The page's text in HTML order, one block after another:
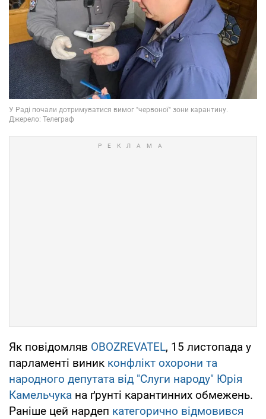
Як повідомляв OBOZREVATEL, 15 листопада у
парламенті виник конфлікт охорони та
народного депутата від "Слуги народу" Юрія
Камельчука на ґрунті карантинних обмежень.
Раніше цей нардеп категорично відмовився